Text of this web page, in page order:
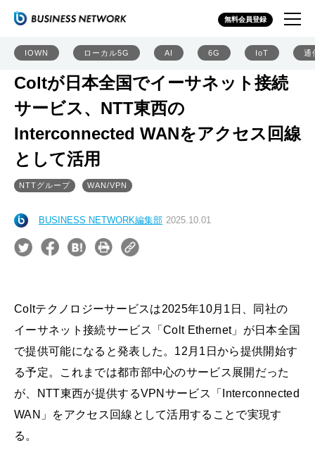
無料会員登録
IOWN ローカル5G AI 6G IoT 通
Coltが日本全国でイーサネット接続
サービス、NTT東西の
Interconnected WANをアクセス回線
として活用
NTTグループ WAN/VPN
BUSINESS NETWORK編集部 2025.10.01
Coltテクノロジーサービスは2025年10月1日、同社の
イーサネット接続サービス「Colt Ethernet」が日本全国
で提供可能になると発表した。12月1日から提供開始す
る予定。これまでは都市部中心のサービス展開だった
が、NTT東西が提供するVPNサービス「Interconnected
WAN」をアクセス回線として活用することで実現す
る。